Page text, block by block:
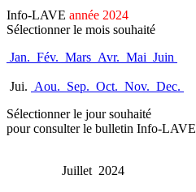
Info-LAVE année 2024
Sélectionner le mois souhaité
Jan. Fév. Mars Avr. Mai Juin
Jui. Aou. Sep. Oct. Nov. Dec.
Sélectionner le jour souhaité
pour consulter le bulletin Info-LAVE
Juillet 2024